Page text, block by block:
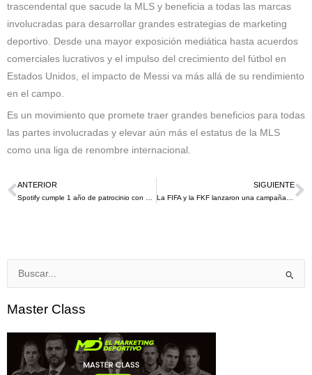
trascendental que sacude la MLS y beneficia a todas las marcas
involucradas para desarrollar grandes estrategias de marketing
deportivo. Desde una mayor exposición mediática hasta acuerdos
comerciales lucrativos y el impulso del crecimiento del fútbol en
Estados Unidos, el impacto de Messi va más allá de su rendimiento
en el campo.
Es un movimiento que promete traer grandes beneficios para todas
las partes involucradas y elevar aún más el estatus de la MLS
como una liga de renombre internacional.
Ant
ANTERIOR
Spotify cumple 1 año de patrocinio con el FC Barcelona, estas son algunas estrategias de éxito que han realizado
SIGUIENTE
La FIFA y la FKF lanzaron una campaña de promoción del Fútbol Femenino en Kenia para este 2023
Buscar
Master Class